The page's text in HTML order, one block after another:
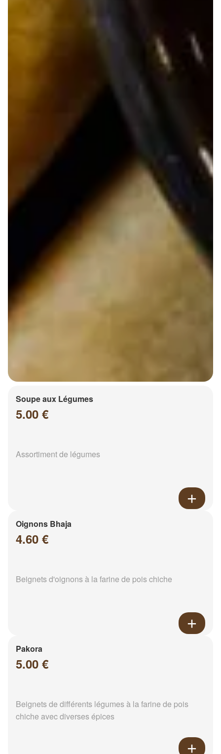
Soupe aux Légumes
5.00 €
Assortiment de légumes
Oignons Bhaja
4.60 €
Beignets d'oignons à la farine de pois chiche
Pakora
5.00 €
Beignets de différents légumes à la farine de pois
chiche avec diverses épices